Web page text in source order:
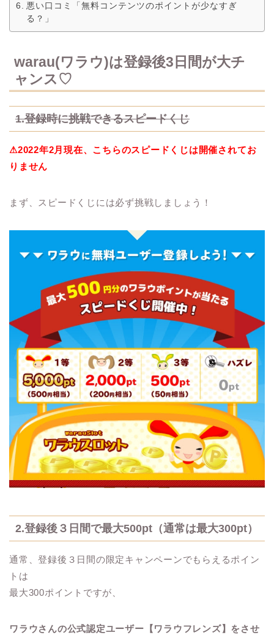
悪い口コミ「無料コンテンツのポイントが少なすぎ
る？」
warau(ワラウ)は登録後3日間が大チ
ャンス♡
1.登録時に挑戦できるスピードくじ
⚠︎2022年2月現在、こちらのスピードくじは開催されてお
りません
まず、スピードくじには必ず挑戦しましょう！
2.登録後３日間で最大500pt（通常は最大300pt）
通常、登録後３日間の限定キャンペーンでもらえるポイン
トは
最大300ポイントですが、
ワラウさんの公式認定ユーザー【ワラウフレンズ】をさせ